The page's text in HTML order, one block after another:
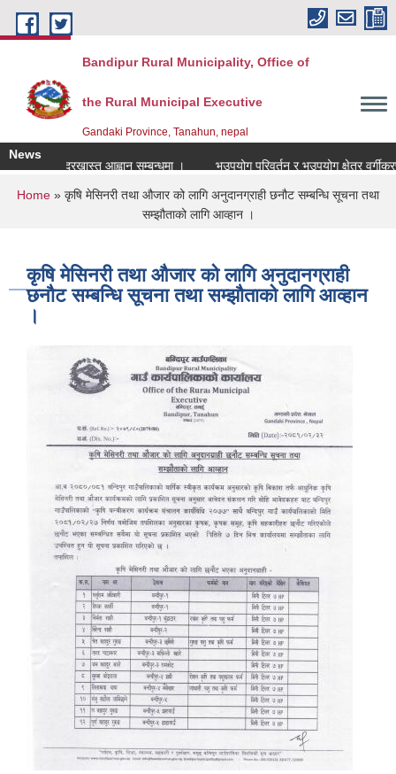
Skip to main content
Bandipur Rural Municipality, Office of
the Rural Municipal Executive
Gandaki Province, Tanahun, nepal
News
लागि दरखास्त आह्वान सम्बन्धमा ।
भूउपयोग परिवर्तन र भूउपयोग क्षेत्र वर्गीकरण
You are here
Home » कृषि मेसिनरी तथा औजार को लागि अनुदानग्राही छनौट सम्बन्धि सूचना तथा
सम्झौताको लागि आव्हान ।
कृषि मेसिनरी तथा औजार को लागि अनुदानग्राही
छनौट सम्बन्धि सूचना तथा सम्झौताको लागि आव्हान
।